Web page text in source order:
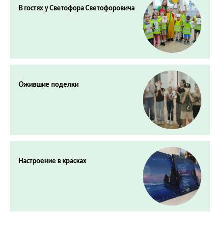
В гостях у Светофора Светофоровича
Ожившие поделки
Настроение в красках